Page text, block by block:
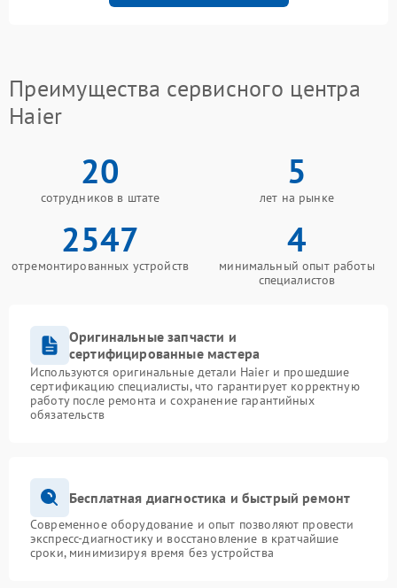
Преимущества сервисного центра
Haier
20
сотрудников в штате
5
лет на рынке
2547
отремонтированных устройств
4
минимальный опыт работы
специалистов
Оригинальные запчасти и
сертифицированные мастера
Используются оригинальные детали Haier и прошедшие
сертификацию специалисты, что гарантирует корректную
работу после ремонта и сохранение гарантийных
обязательств
Бесплатная диагностика и быстрый ремонт
Современное оборудование и опыт позволяют провести
экспресс-диагностику и восстановление в кратчайшие
сроки, минимизируя время без устройства